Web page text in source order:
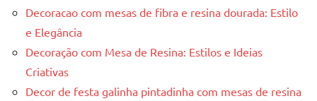
Decoracao com mesas de fibra e resina dourada: Estilo
e Elegância
Decoração com Mesa de Resina: Estilos e Ideias
Criativas
Decor de festa galinha pintadinha com mesas de resina